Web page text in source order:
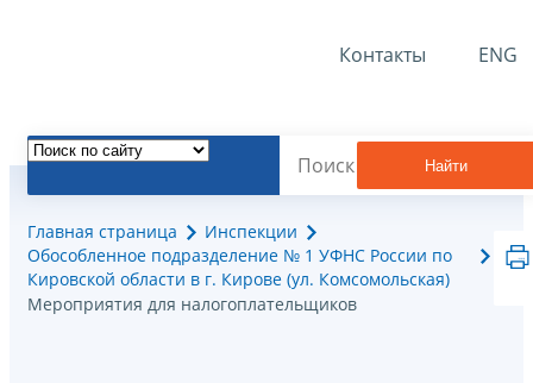
Контакты ENG
Найти
Главная страница
Инспекции
Обособленное подразделение № 1 УФНС России по
Кировской области в г. Кирове (ул. Комсомольская)
Мероприятия для налогоплательщиков